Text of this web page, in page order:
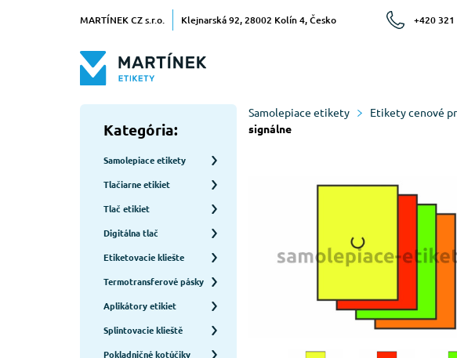
MARTÍNEK CZ s.r.o. Klejnarská 92, 28002 Kolín 4, Česko +420
Kategória:
Samolepiace etikety
Tlačiarne etikiet
Tlač etikiet
Digitálna tlač
Etiketovacie kliešte
Termotransferové pásky
Aplikátory etikiet
Splintovacie klieště
Pokladničné kotúčiky
Samolepiace etikety Etikety cenové
signálne